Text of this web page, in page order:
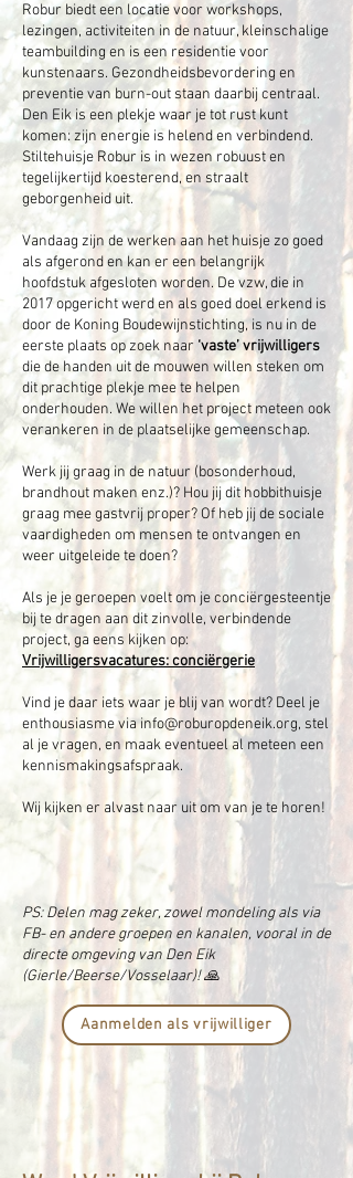
Robur biedt een locatie voor workshops,
lezingen, activiteiten in de natuur, kleinschalige
teambuilding en is een residentie voor
kunstenaars. Gezondheidsbevordering en
preventie van burn-out staan daarbij centraal.
Den Eik is een plekje waar je tot rust kunt
komen: zijn energie is helend en verbindend.
Stiltehuisje Robur is in wezen robuust en
tegelijkertijd koesterend, en straalt
geborgenheid uit.
Vandaag zijn de werken aan het huisje zo goed
als afgerond en kan er een belangrijk
hoofdstuk afgesloten worden. De vzw, die in
2017 opgericht werd en als goed doel erkend is
door de Koning Boudewijnstichting, is nu in de
eerste plaats op zoek naar ‘vaste’ vrijwilligers
die de handen uit de mouwen willen steken om
dit prachtige plekje mee te helpen
onderhouden. We willen het project meteen ook
verankeren in de plaatselijke gemeenschap.
Werk jij graag in de natuur (bosonderhoud,
brandhout maken enz.)? Hou jij dit hobbithuisje
graag mee gastvrij proper? Of heb jij de sociale
vaardigheden om mensen te ontvangen en
weer uitgeleide te doen?
Als je je geroepen voelt om je conciërgesteentje
bij te dragen aan dit zinvolle, verbindende
project, ga eens kijken op:
Vrijwilligersvacatures: conciërgerie
Vind je daar iets waar je blij van wordt? Deel je
enthousiasme viainfo@roburopdeneik.org, stel
al je vragen, en maak eventueel al meteen een
kennismakingsafspraak.
Wij kijken er alvast naar uit om van je te horen!
PS: Delen mag zeker, zowel mondeling als via
FB- en andere groepen en kanalen, vooral in de
directe omgeving van Den Eik
(Gierle/Beerse/Vosselaar)! 🙏
Aanmelden als vrijwilliger